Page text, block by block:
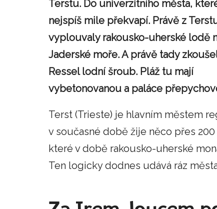
Terstu. Do univerzitního města,
nejspíš mile překvapí. Právě z
vyplouvaly rakousko-uherské lodě
Jaderské moře. A právě tady
Ressel lodní šroub. Pláž tu mají
vybetonovanou a paláce
Terst (Trieste) je hlavním městem
v současné době žije něco přes
které v době rakousko-uherské
Ten logicky dodnes udává ráz